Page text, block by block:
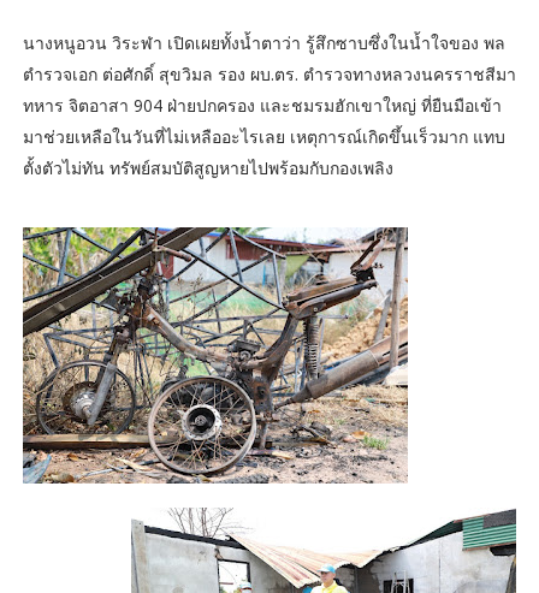
นางหนูอวน วิระฬา เปิดเผยทั้งน้ำตาว่า รู้สึกซาบซึ่งในน้ำใจของ พล
ตำรวจเอก ต่อศักดิ์ สุขวิมล รอง ผบ.ตร. ตำรวจทางหลวงนครราชสีมา
ทหาร จิตอาสา 904 ฝ่ายปกครอง และชมรมฮักเขาใหญ่ ที่ยืนมือเข้า
มาช่วยเหลือในวันที่ไม่เหลืออะไรเลย เหตุการณ์เกิดขึ้นเร็วมาก แทบ
ตั้งตัวไม่ทัน ทรัพย์สมบัติสูญหายไปพร้อมกับกองเพลิง